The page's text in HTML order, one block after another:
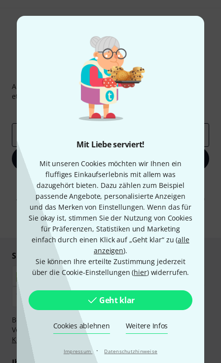
Mit Liebe serviert!
Mit unseren Cookies möchten wir Ihnen ein
fluffiges Einkaufserlebnis mit allem was
dazugehört bieten. Dazu zählen zum Beispiel
passende Angebote, personalisierte Anzeigen
und das Merken von Einstellungen. Wenn das für
Sie okay ist, stimmen Sie der Nutzung von Cookies
für Präferenzen, Statistiken und Marketing
einfach durch einen Klick auf „Geht klar“ zu (alle
anzeigen).
Sie können Ihre erteilte Zustimmung jederzeit
über die Cookie-Einstellungen (hier) widerrufen.
Geht klar
Cookies ablehnen Weitere Infos
Impressum · Datenschutzhinweise
Thomann Newsletter
Abonniere den Thomann Newsletter und gewinne mit
etwas Glück einen von
50 Gutscheinen
Inspirierende Beiträge
Jetzt anmelden
Mit Klick auf „Jetzt anmelden“ stimmen Sie dem Erhalt von E-Mail-
Werbung und einer Messung des E-Mail-Nutzungsverhaltens zu. Die
Abmeldung ist jederzeit möglich. Weitere Informationen finden Sie in
unserenDatenschutzhinweisen.
* Pflichtfeld
Sicher einkaufen & bezahlen
Bezahlen Sie vertraulich und sicher per Nachnahme,
Vorkasse, PayPal, Amazon Pay,
Klarna Sofort bezahlen
Klarna Ratenzahlung
oder Kreditkarte.